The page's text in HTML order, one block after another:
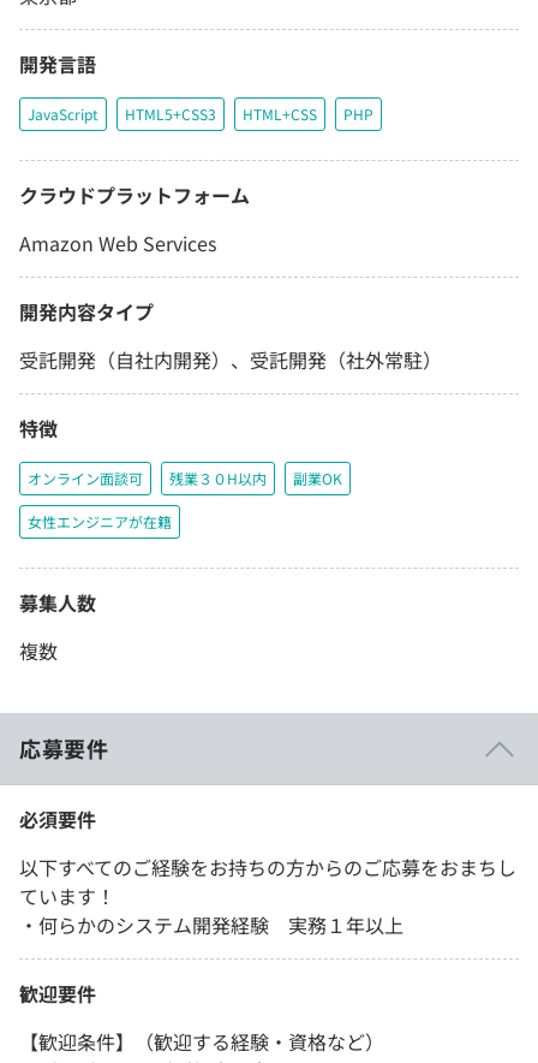
開発言語
JavaScript HTML5+CSS3 HTML+CSS PHP
クラウドプラットフォーム
Amazon Web Services
開発内容タイプ
受託開発（自社内開発）、受託開発（社外常駐）
特徴
オンライン面談可 残業３０H以内 副業OK
女性エンジニアが在籍
募集人数
複数
応募要件
必須要件
以下すべてのご経験をお持ちの方からのご応募をおまちし
ています！
・何らかのシステム開発経験 実務１年以上
歓迎要件
【歓迎条件】（歓迎する経験・資格など）